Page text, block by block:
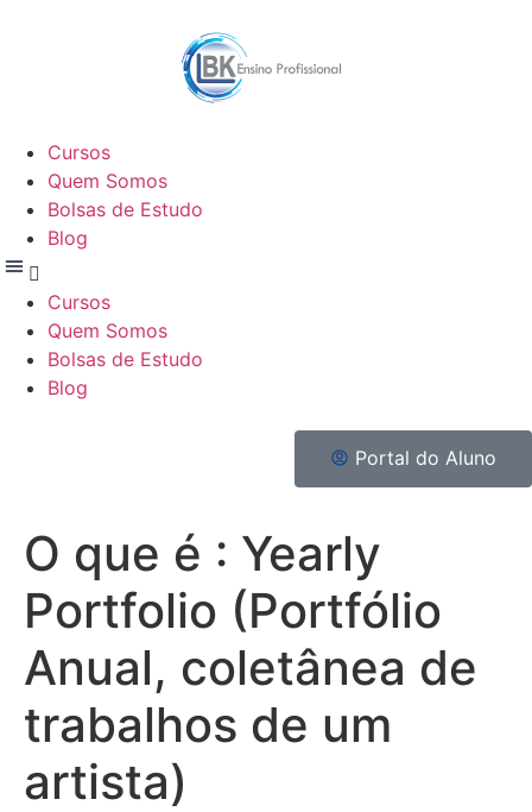
Cursos
Quem Somos
Bolsas de Estudo
Blog
Cursos
Quem Somos
Bolsas de Estudo
Blog
Portal do Aluno
O que é : Yearly
Portfolio (Portfólio
Anual, coletânea de
trabalhos de um
artista)